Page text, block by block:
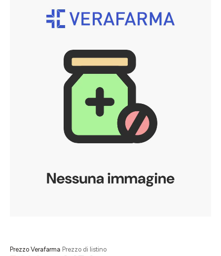
Prezzo Verafarma Prezzo di listino